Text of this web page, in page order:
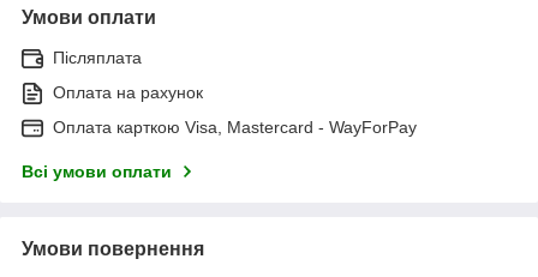
Умови оплати
Післяплата
Оплата на рахунок
Оплата карткою Visa, Mastercard - WayForPay
Всі умови оплати
Умови повернення